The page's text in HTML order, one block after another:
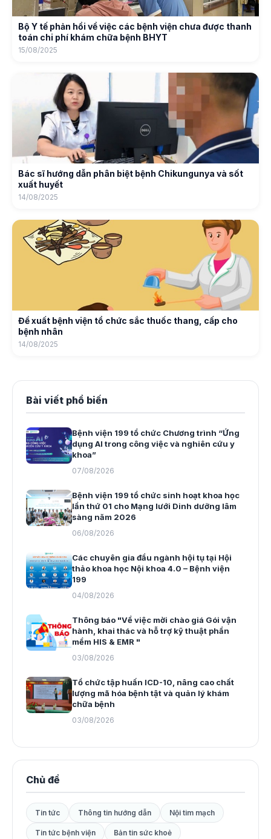
Bộ Y tế phản hồi về việc các bệnh viện chưa được thanh
toán chi phí khám chữa bệnh BHYT
15/08/2025
Bác sĩ hướng dẫn phân biệt bệnh Chikungunya và sốt
xuất huyết
14/08/2025
Đề xuất bệnh viện tổ chức sắc thuốc thang, cấp cho
bệnh nhân
14/08/2025
Bài viết phổ biến
Bệnh viện 199 tổ chức Chương trình “Ứng
dụng AI trong công việc và nghiên cứu y
khoa”
07/08/2026
Bệnh viện 199 tổ chức sinh hoạt khoa học
lần thứ 01 cho Mạng lưới Dinh dưỡng lâm
sàng năm 2026
06/08/2026
Các chuyên gia đầu ngành hội tụ tại Hội
thảo khoa học Nội khoa 4.0 – Bệnh viện
199
04/08/2026
Thông báo "Về việc mời chào giá Gói vận
hành, khai thác và hỗ trợ kỹ thuật phần
mềm HIS & EMR "
03/08/2026
Tổ chức tập huấn ICD-10, nâng cao chất
lượng mã hóa bệnh tật và quản lý khám
chữa bệnh
03/08/2026
Chủ đề
Tin tức Thông tin hướng dẫn Nội tim mạch
Tin tức bệnh viện Bản tin sức khoẻ